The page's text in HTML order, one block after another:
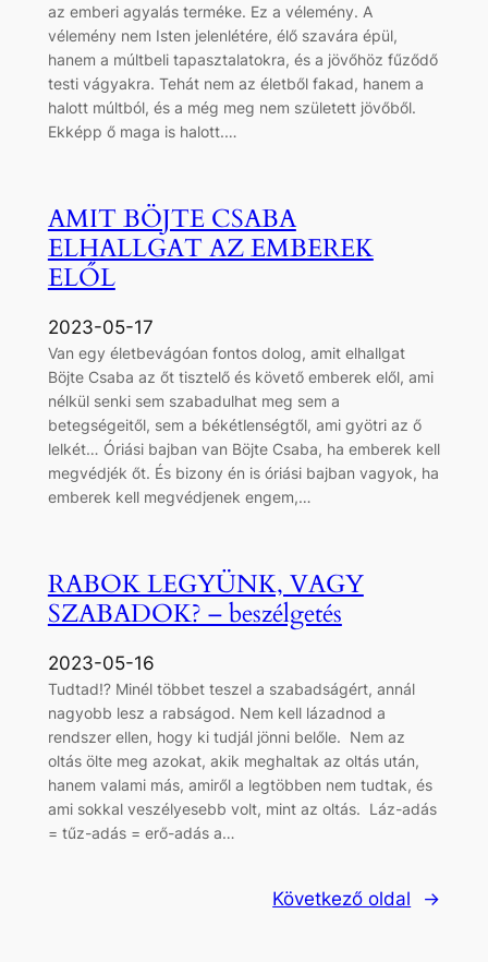
az emberi agyalás terméke. Ez a vélemény. A
vélemény nem Isten jelenlétére, élő szavára épül,
hanem a múltbeli tapasztalatokra, és a jövőhöz fűződő
testi vágyakra. Tehát nem az életből fakad, hanem a
halott múltból, és a még meg nem született jövőből.
Ekképp ő maga is halott.…
AMIT BÖJTE CSABA
ELHALLGAT AZ EMBEREK
ELŐL
2023-05-17
Van egy életbevágóan fontos dolog, amit elhallgat
Böjte Csaba az őt tisztelő és követő emberek elől, ami
nélkül senki sem szabadulhat meg sem a
betegségeitől, sem a békétlenségtől, ami gyötri az ő
lelkét… Óriási bajban van Böjte Csaba, ha emberek kell
megvédjék őt. És bizony én is óriási bajban vagyok, ha
emberek kell megvédjenek engem,…
RABOK LEGYÜNK, VAGY
SZABADOK? – beszélgetés
2023-05-16
Tudtad⁉ Minél többet teszel a szabadságért, annál
nagyobb lesz a rabságod. Nem kell lázadnod a
rendszer ellen, hogy ki tudjál jönni belőle. Nem az
oltás ölte meg azokat, akik meghaltak az oltás után,
hanem valami más, amiről a legtöbben nem tudtak, és
ami sokkal veszélyesebb volt, mint az oltás. Láz-adás
= tűz-adás = erő-adás a…
Következő oldal →